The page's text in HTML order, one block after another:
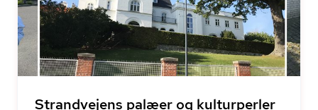
Strandvejens palæer og kulturperler